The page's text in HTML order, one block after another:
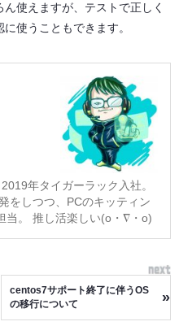
使えますが、テストで正しく
使うこともできます。
年タイガーラック入社。
をしつつ、PCのキッティン
当。 推し活楽しい(o・∇・o)
centos7サポート終了に伴うOS
の移行について
»